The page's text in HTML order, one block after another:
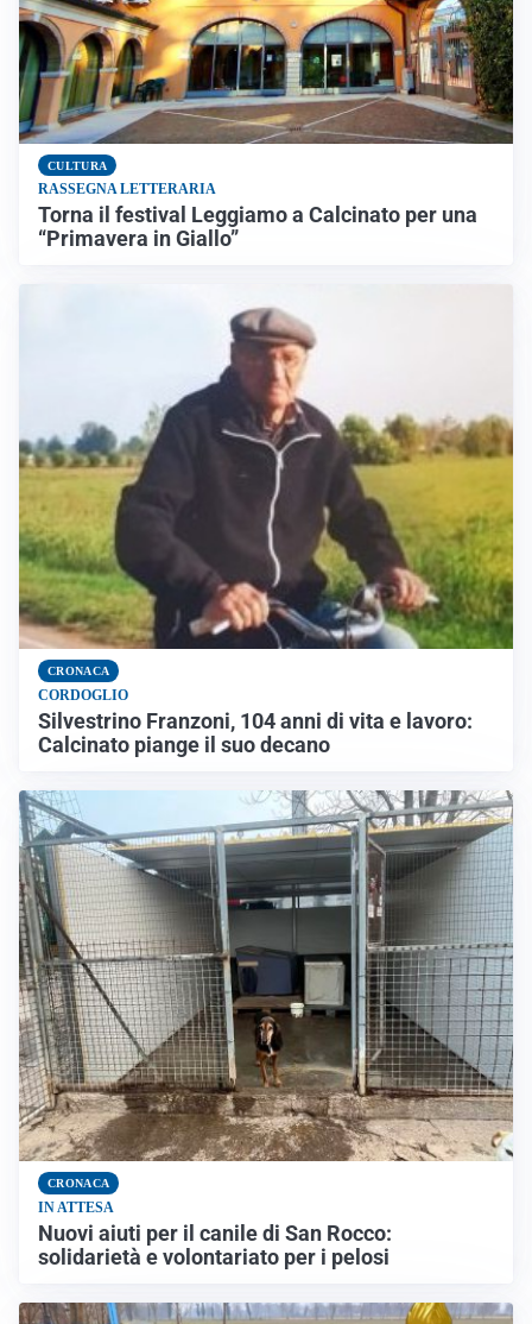
CULTURA
RASSEGNA LETTERARIA
Torna il festival Leggiamo a Calcinato per una
“Primavera in Giallo”
CRONACA
CORDOGLIO
Silvestrino Franzoni, 104 anni di vita e lavoro:
Calcinato piange il suo decano
CRONACA
IN ATTESA
Nuovi aiuti per il canile di San Rocco:
solidarietà e volontariato per i pelosi